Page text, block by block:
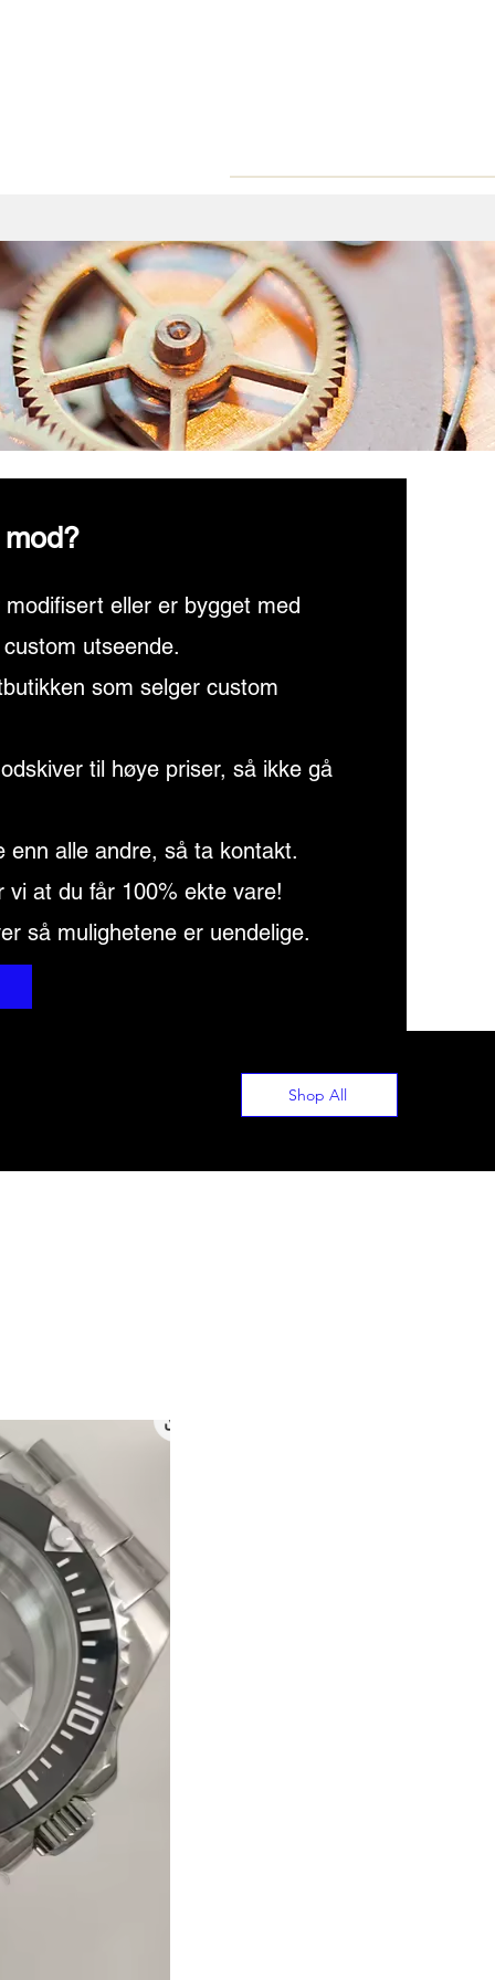
eller er bygget med
utseende.
som selger custom
til høye priser, så ikke gå
enn alle andre, så ta kontakt.
at du får 100% ekte vare!
så mulighetene er uendelige.
Shop All